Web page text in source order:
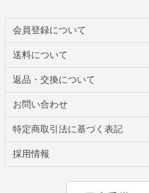
会員登録について
送料について
返品・交換について
お問い合わせ
特定商取引法に基づく表記
採用情報